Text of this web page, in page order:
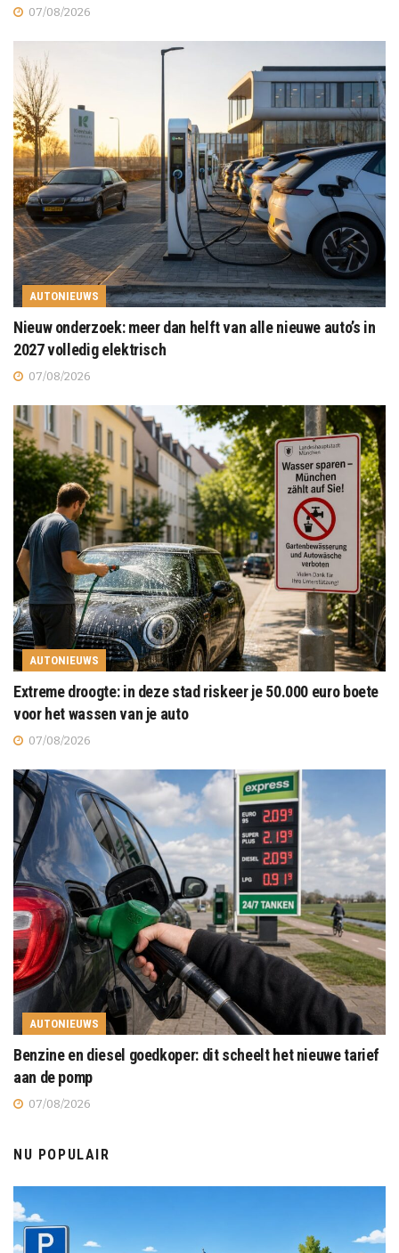
07/08/2026
AUTONIEUWS
Nieuw onderzoek: meer dan helft van alle nieuwe auto’s in
2027 volledig elektrisch
07/08/2026
AUTONIEUWS
Extreme droogte: in deze stad riskeer je 50.000 euro boete
voor het wassen van je auto
07/08/2026
AUTONIEUWS
Benzine en diesel goedkoper: dit scheelt het nieuwe tarief
aan de pomp
07/08/2026
NU POPULAIR